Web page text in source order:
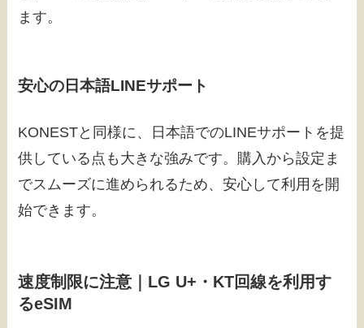
ます。
安心の日本語LINEサポート
KONESTと同様に、日本語でのLINEサポートを提
供している点も大きな強みです。購入から設定ま
でスムーズに進められるため、安心して利用を開
始できます。
速度制限に注意｜LG U+・KT回線を利用す
るeSIM